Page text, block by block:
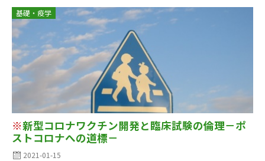
基礎・疫学
※新型コロナワクチン開発と臨床試験の倫理－ポ
ストコロナへの道標－
2021-01-15